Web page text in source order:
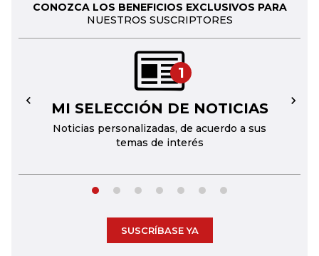
CONOZCA LOS BENEFICIOS EXCLUSIVOS PARA
NUESTROS SUSCRIPTORES
1
MI SELECCIÓN DE NOTICIAS
Noticias personalizadas, de acuerdo a sus
temas de interés
← →
SUSCRÍBASE YA